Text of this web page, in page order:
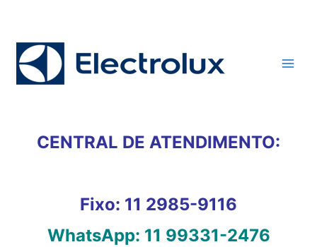
conteúdo
CENTRAL DE ATENDIMENTO:
Fixo: 11 2985-9116
WhatsApp: 11 99331-2476